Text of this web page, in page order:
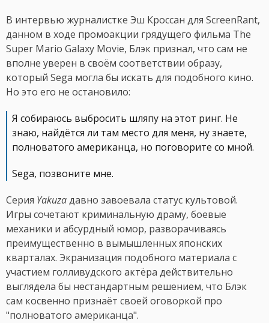
В интервью журналистке Эш Кроссан для ScreenRant,
данном в ходе промоакции грядущего фильма The
Super Mario Galaxy Movie, Блэк признал, что сам не
вполне уверен в своём соответствии образу,
который Sega могла бы искать для подобного кино.
Но это его не остановило:
Я собираюсь выбросить шляпу на этот ринг. Не
знаю, найдётся ли там место для меня, ну знаете,
полноватого американца, но поговорите со мной.
Sega, позвоните мне.
Серия Yakuzaдавно завоевала статус культовой.
Игры сочетают криминальную драму, боевые
механики и абсурдный юмор, разворачиваясь
преимущественно в вымышленных японских
кварталах. Экранизация подобного материала с
участием голливудского актёра действительно
выглядела бы нестандартным решением, что Блэк
сам косвенно признаёт своей оговоркой про
"полноватого американца".